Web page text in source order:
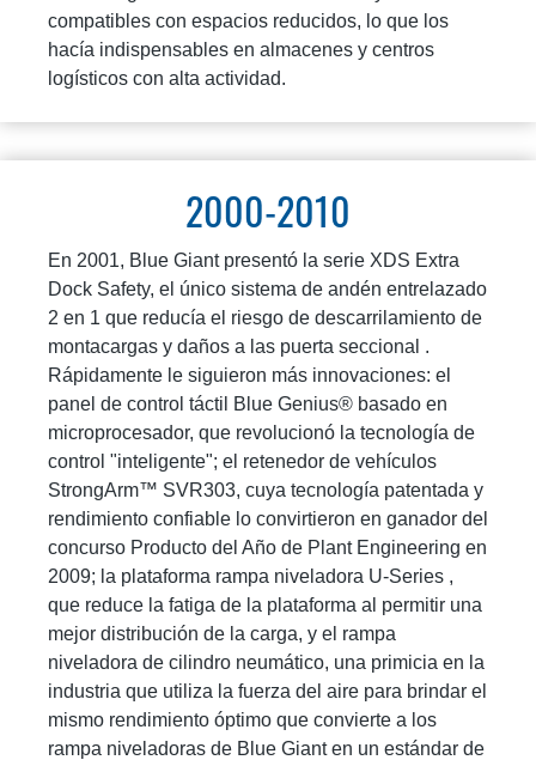
compatibles con espacios reducidos, lo que los
hacía indispensables en almacenes y centros
logísticos con alta actividad.
2000-2010
En 2001, Blue Giant presentó la serie XDS Extra
Dock Safety, el único sistema de andén entrelazado
2 en 1 que reducía el riesgo de descarrilamiento de
montacargas y daños a las puerta seccional .
Rápidamente le siguieron más innovaciones: el
panel de control táctil Blue Genius® basado en
microprocesador, que revolucionó la tecnología de
control "inteligente"; el retenedor de vehículos
StrongArm™ SVR303, cuya tecnología patentada y
rendimiento confiable lo convirtieron en ganador del
concurso Producto del Año de Plant Engineering en
2009; la plataforma rampa niveladora U-Series ,
que reduce la fatiga de la plataforma al permitir una
mejor distribución de la carga, y el rampa
niveladora de cilindro neumático, una primicia en la
industria que utiliza la fuerza del aire para brindar el
mismo rendimiento óptimo que convierte a los
rampa niveladoras de Blue Giant en un estándar de